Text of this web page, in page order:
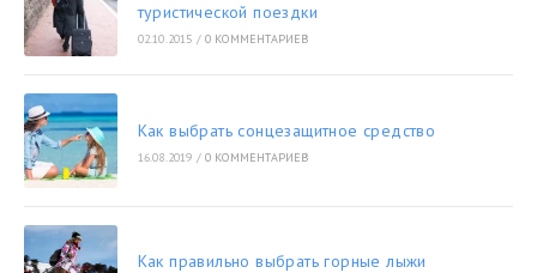
туристической поездки
02.10.2015 / 0 КОММЕНТАРИЕВ
Как выбрать сонцезащитное средство
16.08.2019 / 0 КОММЕНТАРИЕВ
Как правильно выбрать горные лыжи